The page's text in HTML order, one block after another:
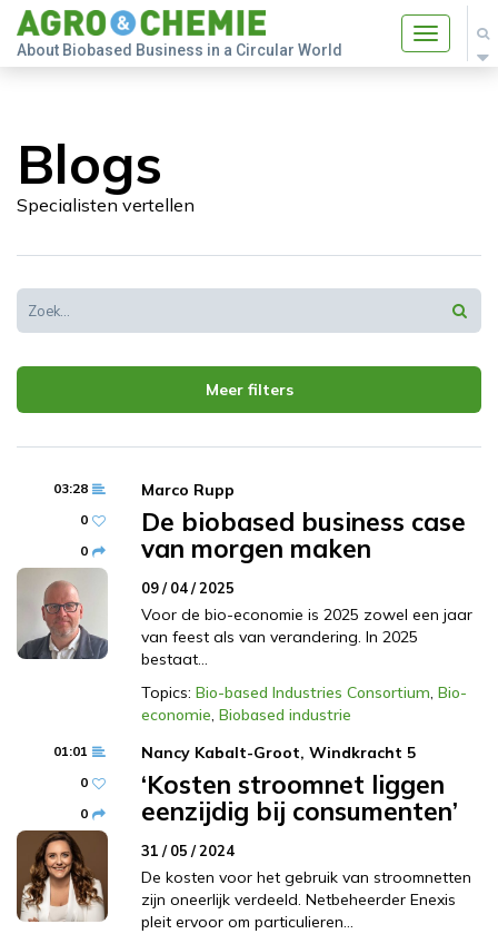
Toggle
About Biobased Business in a Circular World
Blogs
Specialisten vertellen
Meer filters
03:28
0
0
Marco Rupp
De biobased business case
van morgen maken
09 / 04 / 2025
Voor de bio-economie is 2025 zowel een jaar
van feest als van verandering. In 2025
bestaat…
Topics: Bio-based Industries Consortium, Bio-
economie, Biobased industrie
01:01
0
0
Nancy Kabalt-Groot, Windkracht 5
‘Kosten stroomnet liggen
eenzijdig bij consumenten’
31 / 05 / 2024
De kosten voor het gebruik van stroomnetten
zijn oneerlijk verdeeld. Netbeheerder Enexis
pleit ervoor om particulieren…